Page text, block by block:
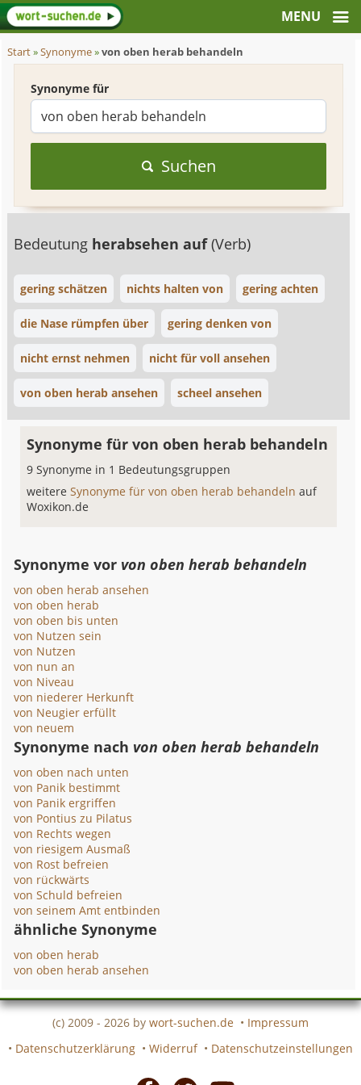
Start»Synonyme»von oben herab behandeln
Synonyme für
Suchen
Bedeutung herabsehen auf(Verb)
gering schätzen nichts halten von gering achten
die Nase rümpfen über gering denken von
nicht ernst nehmen nicht für voll ansehen
von oben herab ansehen scheel ansehen
Synonyme für von oben herab behandeln
9 Synonyme in 1 Bedeutungsgruppen
weitereSynonyme für von oben herab behandelnauf
Woxikon.de
Synonyme vor von oben herab behandeln
von oben herab ansehen
von oben herab
von oben bis unten
von Nutzen sein
von Nutzen
von nun an
von Niveau
von niederer Herkunft
von Neugier erfüllt
von neuem
Synonyme nach von oben herab behandeln
von oben nach unten
von Panik bestimmt
von Panik ergriffen
von Pontius zu Pilatus
von Rechts wegen
von riesigem Ausmaß
von Rost befreien
von rückwärts
von Schuld befreien
von seinem Amt entbinden
ähnliche Synonyme
von oben herab
von oben herab ansehen
(c) 2009 - 2026 by wort-suchen.de • Impressum
• Datenschutzerklärung • Widerruf • Datenschutzeinstellungen